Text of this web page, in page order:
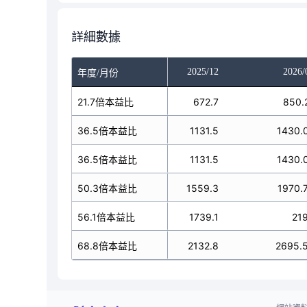
詳細數據
年度/月份
2025/11 2025/12 2026/
21.7倍本益比
36.5倍本益比
36.5倍本益比
50.3倍本益比
56.1倍本益比
68.8倍本益比
672.7 672.7
1131.5 1131.5
1131.5 1131.5
1559.3 1559.3
1739.1 1739.1
2132.8 2132.8